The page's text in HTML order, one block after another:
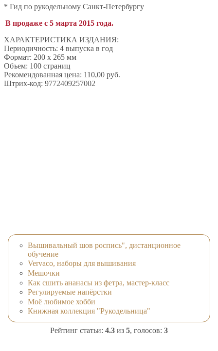
* Гид по рукодельному Санкт-Петербургу
В продаже с 5 марта 2015 года.
ХАРАКТЕРИСТИКА ИЗДАНИЯ:
Периодичность: 4 выпуска в год
Формат: 200 х 265 мм
Объем: 100 страниц
Рекомендованная цена: 110,00 руб.
Штрих-код: 9772409257002
Вышивальный шов роспись", дистанционное
обучение
Vervaco, наборы для вышивания
Мешочки
Как сшить ананасы из фетра, мастер-класс
Регулируемые напёрстки
Моё любимое хобби
Книжная коллекция "Рукодельница"
Рейтинг статьи: 4.3 из 5, голосов: 3